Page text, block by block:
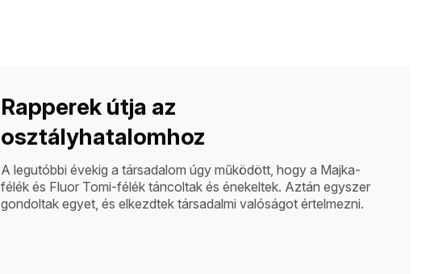
Rapperek útja az
osztályhatalomhoz
A legutóbbi évekig a társadalom úgy működött, hogy a Majka-
félék és Fluor Tomi-félék táncoltak és énekeltek. Aztán egyszer
gondoltak egyet, és elkezdtek társadalmi valóságot értelmezni.